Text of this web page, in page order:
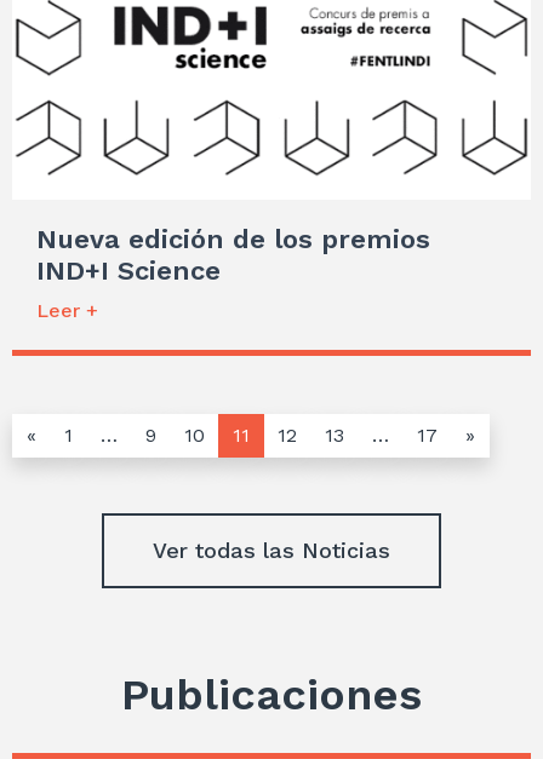
Nueva edición de los premios
IND+I Science
Leer +
« 1 … 9 10 11 12 13 … 17 »
Ver todas las Noticias
Publicaciones